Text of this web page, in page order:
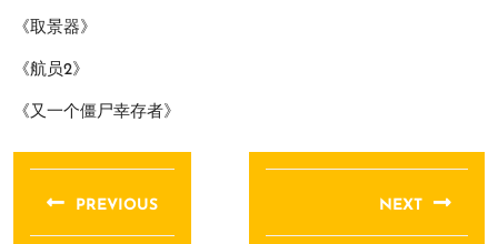
《取景器》
《航员2》
《又一个僵尸幸存者》
文
导
PREVIOUS NEXT